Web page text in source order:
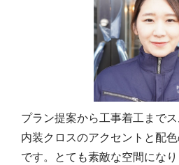
プラン提案から工事着工までス
内装クロスのアクセントと配
です。とても素敵な空間になり